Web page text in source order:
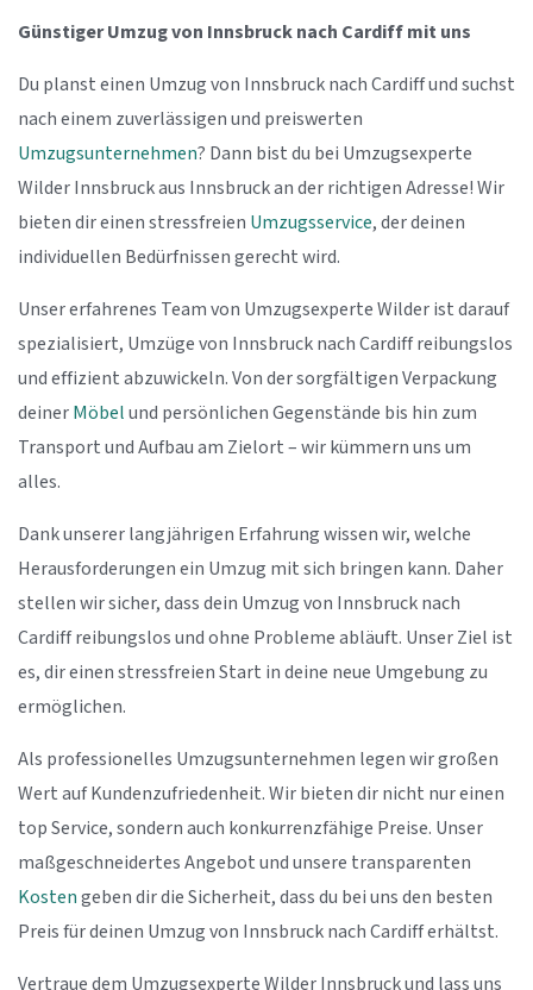
Günstiger Umzug von Innsbruck nach Cardiff mit uns
Du planst einen Umzug von Innsbruck nach Cardiff und suchst
nach einem zuverlässigen und preiswerten
Umzugsunternehmen? Dann bist du bei Umzugsexperte
Wilder Innsbruck aus Innsbruck an der richtigen Adresse! Wir
bieten dir einen stressfreien Umzugsservice, der deinen
individuellen Bedürfnissen gerecht wird.
Unser erfahrenes Team von Umzugsexperte Wilder ist darauf
spezialisiert, Umzüge von Innsbruck nach Cardiff reibungslos
und effizient abzuwickeln. Von der sorgfältigen Verpackung
deinerMöbelund persönlichen Gegenstände bis hin zum
Transport und Aufbau am Zielort – wir kümmern uns um
alles.
Dank unserer langjährigen Erfahrung wissen wir, welche
Herausforderungen ein Umzug mit sich bringen kann. Daher
stellen wir sicher, dass dein Umzug von Innsbruck nach
Cardiff reibungslos und ohne Probleme abläuft. Unser Ziel ist
es, dir einen stressfreien Start in deine neue Umgebung zu
ermöglichen.
Als professionelles Umzugsunternehmen legen wir großen
Wert auf Kundenzufriedenheit. Wir bieten dir nicht nur einen
top Service, sondern auch konkurrenzfähige Preise. Unser
maßgeschneidertes Angebot und unsere transparenten
Kostengeben dir die Sicherheit, dass du bei uns den besten
Preis für deinen Umzug von Innsbruck nach Cardiff erhältst.
Vertraue dem Umzugsexperte Wilder Innsbruck und lass uns